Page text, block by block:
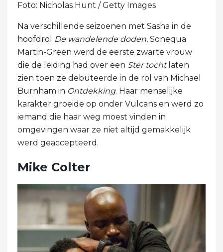
Foto: Nicholas Hunt / Getty Images
Na verschillende seizoenen met Sasha in de
hoofdrol
De wandelende doden, Sonequa
Martin-Green werd de eerste zwarte vrouw
die de leiding had over een Ster tochtlaten
zien toen ze debuteerde in de rol van Michael
Burnham in Ontdekking. Haar menselijke
karakter groeide op onder Vulcans en werd zo
iemand die haar weg moest vinden in
omgevingen waar ze niet altijd gemakkelijk
werd geaccepteerd.
Mike Colter